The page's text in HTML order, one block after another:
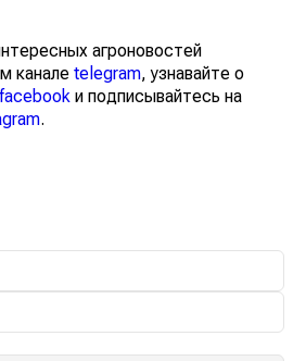
агроновостей
канале telegram, узнавайте о
facebook и подписывайтесь на
.